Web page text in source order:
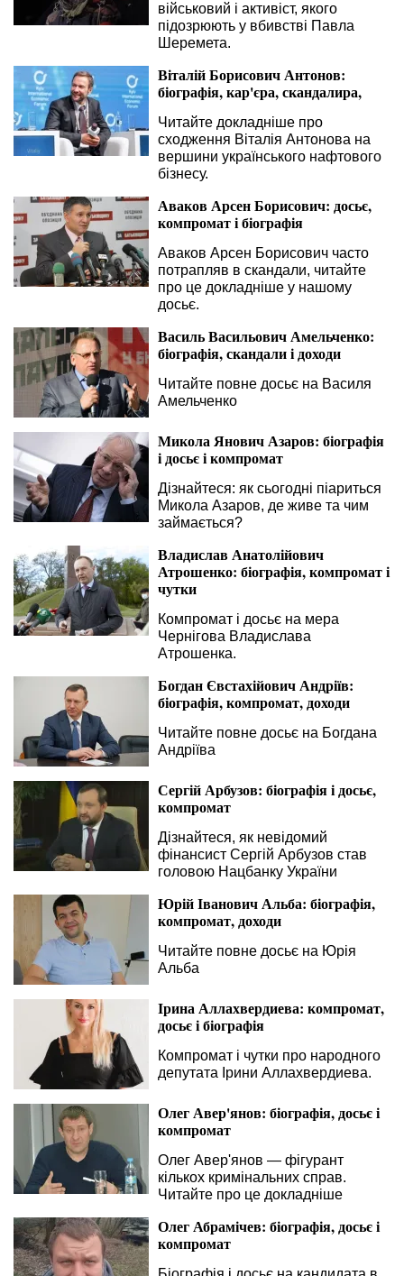
військовий і активіст, якого
підозрюють у вбивстві Павла
Шеремета.
Віталій Борисович Антонов:
біографія, кар'єра, скандалира,
Читайте докладніше про
сходження Віталія Антонова на
вершини українського нафтового
бізнесу.
Аваков Арсен Борисович: досьє,
компромат і біографія
Аваков Арсен Борисович часто
потрапляв в скандали, читайте
про це докладніше у нашому
досьє.
Василь Васильович Амельченко:
біографія, скандали і доходи
Читайте повне досьє на Василя
Амельченко
Микола Янович Азаров: біографія
і досьє і компромат
Дізнайтеся: як сьогодні піариться
Микола Азаров, де живе та чим
займається?
Владислав Анатолійович
Атрошенко: біографія, компромат і
чутки
Компромат і досьє на мера
Чернігова Владислава
Атрошенка.
Богдан Євстахійович Андріїв:
біографія, компромат, доходи
Читайте повне досьє на Богдана
Андріїва
Сергій Арбузов: біографія і досьє,
компромат
Дізнайтеся, як невідомий
фінансист Сергій Арбузов став
головою Нацбанку України
Юрій Іванович Альба: біографія,
компромат, доходи
Читайте повне досьє на Юрія
Альба
Ірина Аллахвердиева: компромат,
досьє і біографія
Компромат і чутки про народного
депутата Ірини Аллахвердиева.
Олег Авер'янов: біографія, досьє і
компромат
Олег Авер'янов — фігурант
кількох кримінальних справ.
Читайте про це докладніше
Олег Абрамічев: біографія, досьє і
компромат